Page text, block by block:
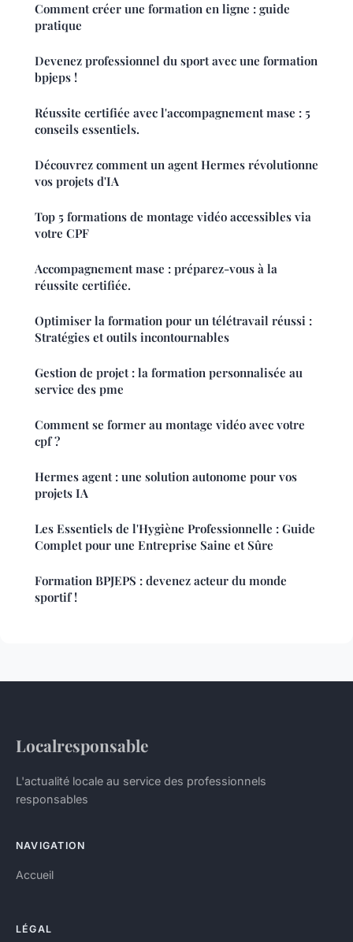
Comment créer une formation en ligne : guide
pratique
Devenez professionnel du sport avec une formation
bpjeps !
Réussite certifiée avec l'accompagnement mase : 5
conseils essentiels.
Découvrez comment un agent Hermes révolutionne
vos projets d'IA
Top 5 formations de montage vidéo accessibles via
votre CPF
Accompagnement mase : préparez-vous à la
réussite certifiée.
Optimiser la formation pour un télétravail réussi :
Stratégies et outils incontournables
Gestion de projet : la formation personnalisée au
service des pme
Comment se former au montage vidéo avec votre
cpf ?
Hermes agent : une solution autonome pour vos
projets IA
Les Essentiels de l'Hygiène Professionnelle : Guide
Complet pour une Entreprise Saine et Sûre
Formation BPJEPS : devenez acteur du monde
sportif !
Localresponsable
L'actualité locale au service des professionnels
responsables
NAVIGATION
Accueil
LÉGAL